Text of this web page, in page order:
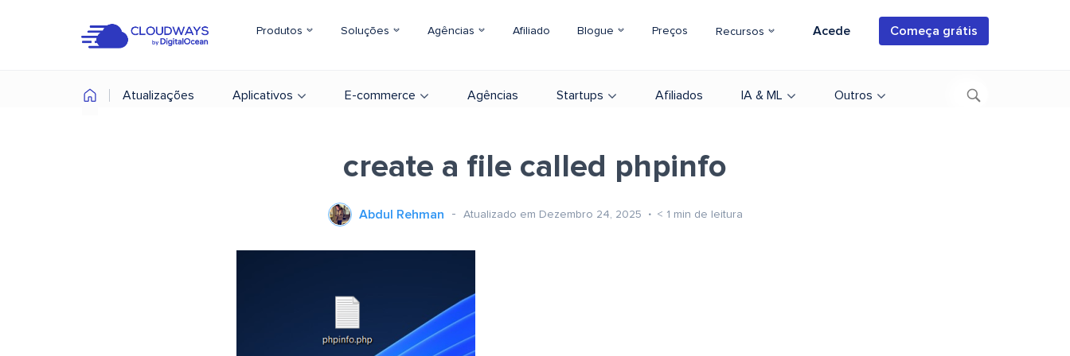
Produtos Soluções Agências Afiliado Blogue Preços Recursos Acede Começa grátis
Atualizações Aplicativos E-commerce Agências Startups Afiliados IA & ML Outros
create a file called phpinfo
Abdul Rehman Atualizado em Dezembro 24, 2025 < 1 min de leitura